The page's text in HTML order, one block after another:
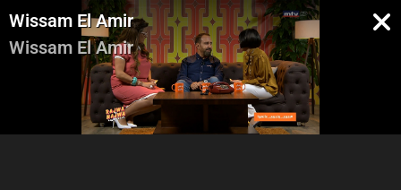
Wissam El Amir
Wissam El Amir